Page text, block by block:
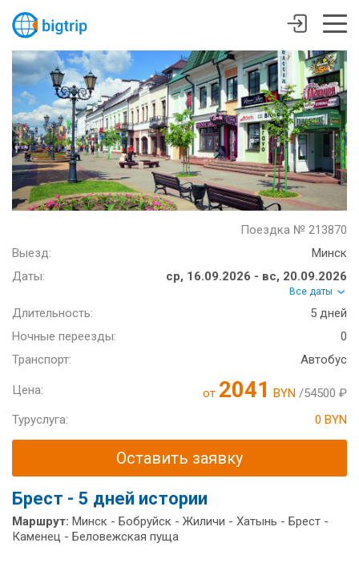
Поездка № 213870
Выезд:
Минск
Даты:
ср, 16.09.2026 - вс, 20.09.2026
Все даты
Длительность:
5 дней
Ночные переезды:
0
Транспорт:
Автобус
Цена: от 2041 BYN /54500 ₽
Туруслуга:
0 BYN
Оставить заявку
Брест - 5 дней истории
Маршрут: Минск - Бобруйск - Жиличи - Хатынь - Брест -
Каменец - Беловежская пуща